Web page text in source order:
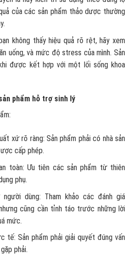
của các sản phẩm thảo dược thường
không thấy hiệu quả rõ rệt, hãy xem
uống, và mức độ stress của mình. Sản
được kết hợp với một lối sống khoa
phẩm hỗ trợ sinh lý
xứ rõ ràng: Sản phẩm phải có nhà sản
cấp phép.
toàn: Ưu tiên các sản phẩm từ thiên
phụ.
dùng: Tham khảo các đánh giá
cũng cần tỉnh táo trước những lời
mức.
tế: Sản phẩm phải giải quyết đúng vấn
phải.